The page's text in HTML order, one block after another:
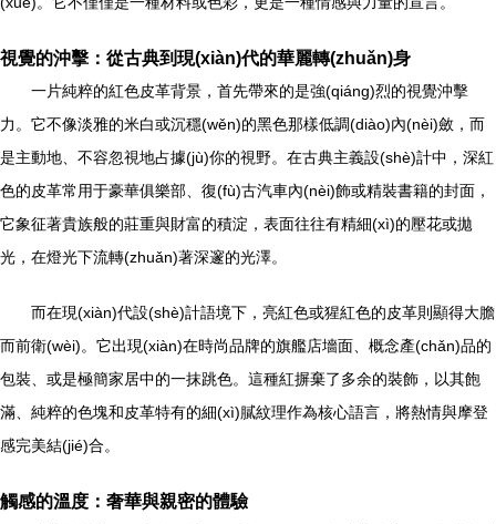
視覺的沖擊：從古典到現(xiàn)代的華麗轉(zhuǎn)身
一片純粹的紅色皮革背景，首先帶來的是強(qiáng)烈的視覺沖擊
力。它不像淡雅的米白或沉穩(wěn)的黑色那樣低調(diào)內(nèi)斂，而
是主動地、不容忽視地占據(jù)你的視野。在古典主義設(shè)計中，深紅
色的皮革常用于豪華俱樂部、復(fù)古汽車內(nèi)飾或精裝書籍的封面，
它象征著貴族般的莊重與財富的積淀，表面往往有精細(xì)的壓花或拋
光，在燈光下流轉(zhuǎn)著深邃的光澤。
而在現(xiàn)代設(shè)計語境下，亮紅色或猩紅色的皮革則顯得大膽
而前衛(wèi)。它出現(xiàn)在時尚品牌的旗艦店墻面、概念產(chǎn)品的
包裝、或是極簡家居中的一抹跳色。這種紅摒棄了多余的裝飾，以其飽
滿、純粹的色塊和皮革特有的細(xì)膩紋理作為核心語言，將熱情與摩登
感完美結(jié)合。
觸感的溫度：奢華與親密的體驗